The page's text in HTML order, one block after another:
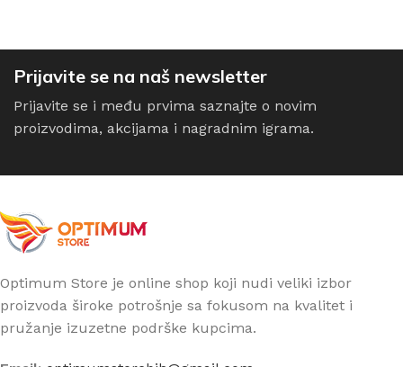
Prijavite se na naš newsletter
Prijavite se i među prvima saznajte o novim
proizvodima, akcijama i nagradnim igrama.
Optimum Store je online shop koji nudi veliki izbor
proizvoda široke potrošnje sa fokusom na kvalitet i
pružanje izuzetne podrške kupcima.